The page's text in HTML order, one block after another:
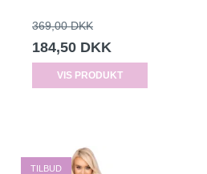
369,00 DKK
184,50 DKK
VIS PRODUKT
TILBUD